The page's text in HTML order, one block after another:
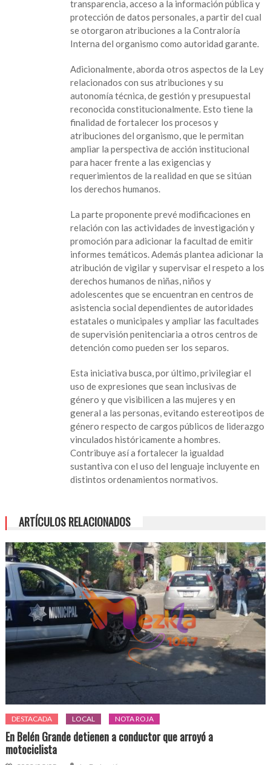
transparencia, acceso a la información pública y
protección de datos personales, a partir del cual
se otorgaron atribuciones a la Contraloría
Interna del organismo como autoridad garante.
Adicionalmente, aborda otros aspectos de la Ley
relacionados con sus atribuciones y su
autonomía técnica, de gestión y presupuestal
reconocida constitucionalmente. Esto tiene la
finalidad de fortalecer los procesos y
atribuciones del organismo, que le permitan
ampliar la perspectiva de acción institucional
para hacer frente a las exigencias y
requerimientos de la realidad en que se sitúan
los derechos humanos.
La parte proponente prevé modificaciones en
relación con las actividades de investigación y
promoción para adicionar la facultad de emitir
informes temáticos. Además plantea adicionar la
atribución de vigilar y supervisar el respeto a los
derechos humanos de niñas, niños y
adolescentes que se encuentran en centros de
asistencia social dependientes de autoridades
estatales o municipales y ampliar las facultades
de supervisión penitenciaria a otros centros de
detención como pueden ser los separos.
Esta iniciativa busca, por último, privilegiar el
uso de expresiones que sean inclusivas de
género y que visibilicen a las mujeres y en
general a las personas, evitando estereotipos de
género respecto de cargos públicos de liderazgo
vinculados históricamente a hombres.
Contribuye así a fortalecer la igualdad
sustantiva con el uso del lenguaje incluyente en
distintos ordenamientos normativos.
ARTÍCULOS RELACIONADOS
DESTACADA LOCAL NOTA ROJA
En Belén Grande detienen a conductor que arroyó a
motociclista